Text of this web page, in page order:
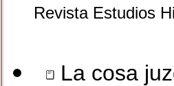
Revista Estudios
La cosa